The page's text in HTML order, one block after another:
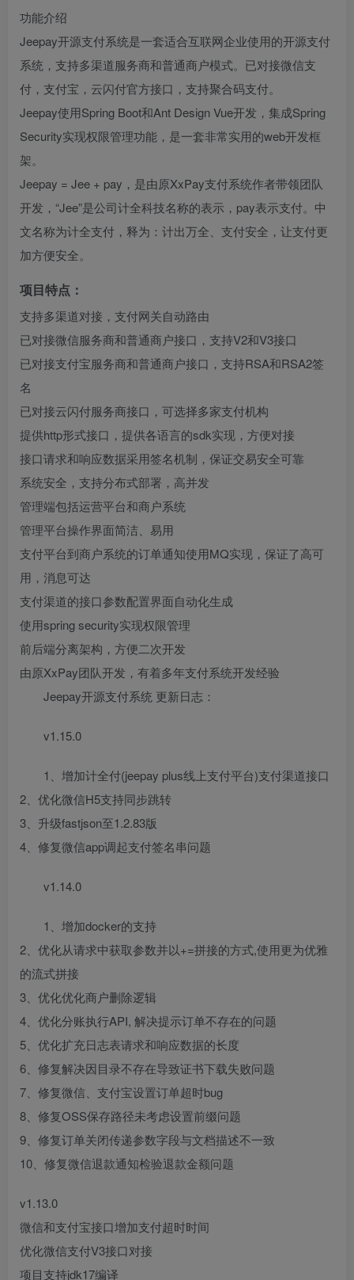
功能介绍
Jeepay开源支付系统是一套适合互联网企业使用的开源支付
系统，支持多渠道服务商和普通商户模式。已对接微信支
付，支付宝，云闪付官方接口，支持聚合码支付。
Jeepay使用Spring Boot和Ant Design Vue开发，集成Spring
Security实现权限管理功能，是一套非常实用的web开发框
架。
Jeepay = Jee + pay，是由原XxPay支付系统作者带领团队
开发，“Jee”是公司计全科技名称的表示，pay表示支付。中
文名称为计全支付，释为：计出万全、支付安全，让支付更
加方便安全。
项目特点：
支持多渠道对接，支付网关自动路由
已对接微信服务商和普通商户接口，支持V2和V3接口
已对接支付宝服务商和普通商户接口，支持RSA和RSA2签
名
已对接云闪付服务商接口，可选择多家支付机构
提供http形式接口，提供各语言的sdk实现，方便对接
接口请求和响应数据采用签名机制，保证交易安全可靠
系统安全，支持分布式部署，高并发
管理端包括运营平台和商户系统
管理平台操作界面简洁、易用
支付平台到商户系统的订单通知使用MQ实现，保证了高可
用，消息可达
支付渠道的接口参数配置界面自动化生成
使用spring security实现权限管理
前后端分离架构，方便二次开发
由原XxPay团队开发，有着多年支付系统开发经验
Jeepay开源支付系统 更新日志：
v1.15.0
1、增加计全付(jeepay plus线上支付平台)支付渠道接口
2、优化微信H5支持同步跳转
3、升级fastjson至1.2.83版
4、修复微信app调起支付签名串问题
v1.14.0
1、增加docker的支持
2、优化从请求中获取参数并以+=拼接的方式,使用更为优雅
的流式拼接
3、优化优化商户删除逻辑
4、优化分账执行API, 解决提示订单不存在的问题
5、优化扩充日志表请求和响应数据的长度
6、修复解决因目录不存在导致证书下载失败问题
7、修复微信、支付宝设置订单超时bug
8、修复OSS保存路径未考虑设置前缀问题
9、修复订单关闭传递参数字段与文档描述不一致
10、修复微信退款通知检验退款金额问题
v1.13.0
微信和支付宝接口增加支付超时时间
优化微信支付V3接口对接
项目支持jdk17编译